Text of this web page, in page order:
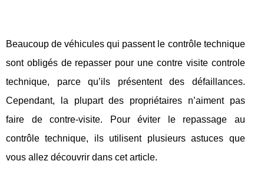
Beaucoup de véhicules qui passent le contrôle technique
sont obligés de repasser pour une contre visite controle
technique, parce qu’ils présentent des défaillances.
Cependant, la plupart des propriétaires n’aiment pas
faire de contre-visite. Pour éviter le repassage au
contrôle technique, ils utilisent plusieurs astuces que
vous allez découvrir dans cet article.